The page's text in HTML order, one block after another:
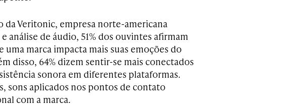
da Veritonic, empresa norte-americana
análise de áudio, 51% dos ouvintes afirmam
marca impacta mais suas emoções do
disso, 64% dizem sentir-se mais conectados
sonora em diferentes plataformas.
sons aplicados nos pontos de contato
com a marca.